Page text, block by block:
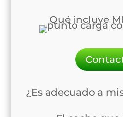
Qué incluye
¿Es adecuado a